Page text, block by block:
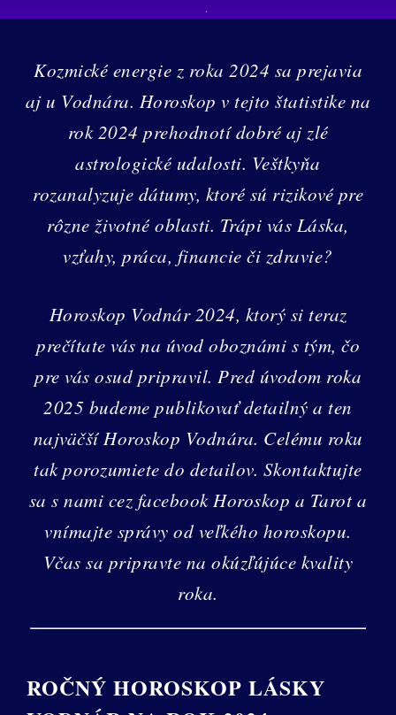
Kozmické energie z roka 2024 sa prejavia
aj u Vodnára. Horoskop v tejto štatistike na
rok 2024 prehodnotí dobré aj zlé
astrologické udalosti. Veštkyňa
rozanalyzuje dátumy, ktoré sú rizikové pre
rôzne životné oblasti. Trápi vás Láska,
vzťahy, práca, financie či zdravie?
Horoskop Vodnár 2024, ktorý si teraz
prečítate vás na úvod oboznámi s tým, čo
pre vás osud pripravil. Pred úvodom roka
2025 budeme publikovať detailný a ten
najväčší Horoskop Vodnára. Celému roku
tak porozumiete do detailov. Skontaktujte
sa s nami cez facebook Horoskop a Tarot a
vnímajte správy od veľkého horoskopu.
Včas sa pripravte na okúzľújúce kvality
roka.
ROČNÝ HOROSKOP LÁSKY